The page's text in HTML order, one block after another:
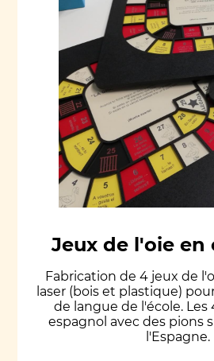
Jeux de l'oie en
Fabrication de 4 jeux de
laser (bois et plastique)
de langue de l'école. Les
espagnol avec des pions
l'Espagne.